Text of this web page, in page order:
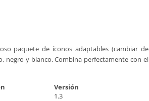
paquete de íconos adaptables (cambiar de
negro y blanco. Combina perfectamente con el
Versión
1.3